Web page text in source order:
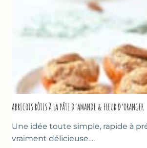
ABRICOTS RÔTIS À LA PÂTE D’AMANDE & FLEUR D’ORANGER
Une idée toute simple, rapide à
vraiment délicieuse….